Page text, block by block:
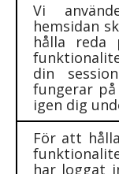
Vi
hemsidan
hålla reda
din
fungerar
igen dig
För att
har loggat